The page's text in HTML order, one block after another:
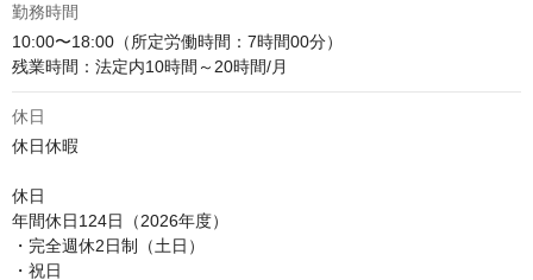
勤務時間
10:00〜18:00（所定労働時間：7時間00分）
残業時間：法定内10時間～20時間/月
休日
休日休暇
休日
年間休日124日（2026年度）
・完全週休2日制（土日）
・祝日